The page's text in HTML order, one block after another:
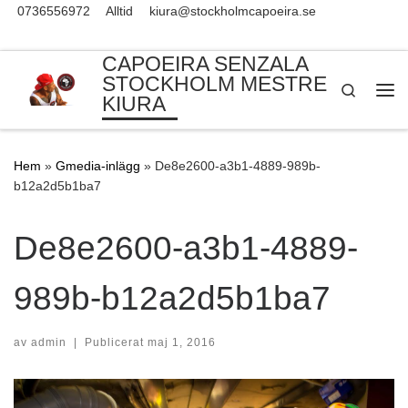
0736556972 Alltid kiura@stockholmcapoeira.se
CAPOEIRA SENZALA
STOCKHOLM MESTRE
KIURA
Search
Hem » Gmedia-inlägg » De8e2600-a3b1-4889-989b-
b12a2d5b1ba7
De8e2600-a3b1-4889-
989b-b12a2d5b1ba7
av admin | Publicerat maj 1, 2016